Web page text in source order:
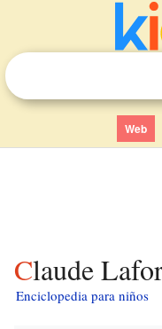
Web
Claude
Enciclopedia para niños